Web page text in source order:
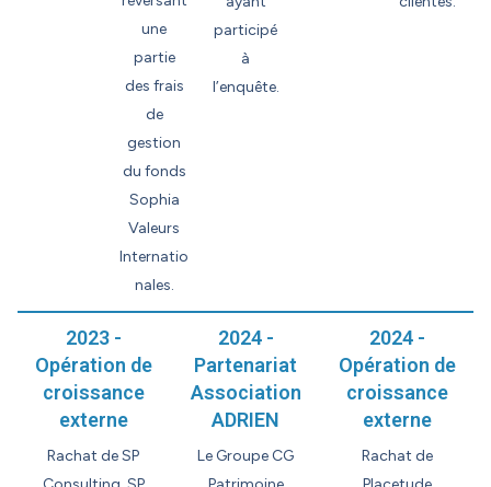
une
partie
des frais
de
gestion
du fonds
Sophia
Valeurs
Internatio
nales.
participé
à
l’enquête.
2023 -
Opération de
croissance
externe
Rachat de SP
2024 -
Partenariat
Association
ADRIEN
Le Groupe CG
2024 -
Opération de
croissance
externe
Rachat de